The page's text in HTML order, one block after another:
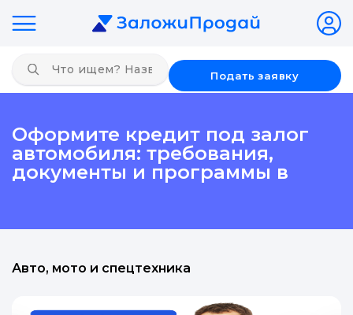
Подать заявку
Оформите кредит под залог
автомобиля: требования,
документы и программы в
Авто, мото и спецтехника